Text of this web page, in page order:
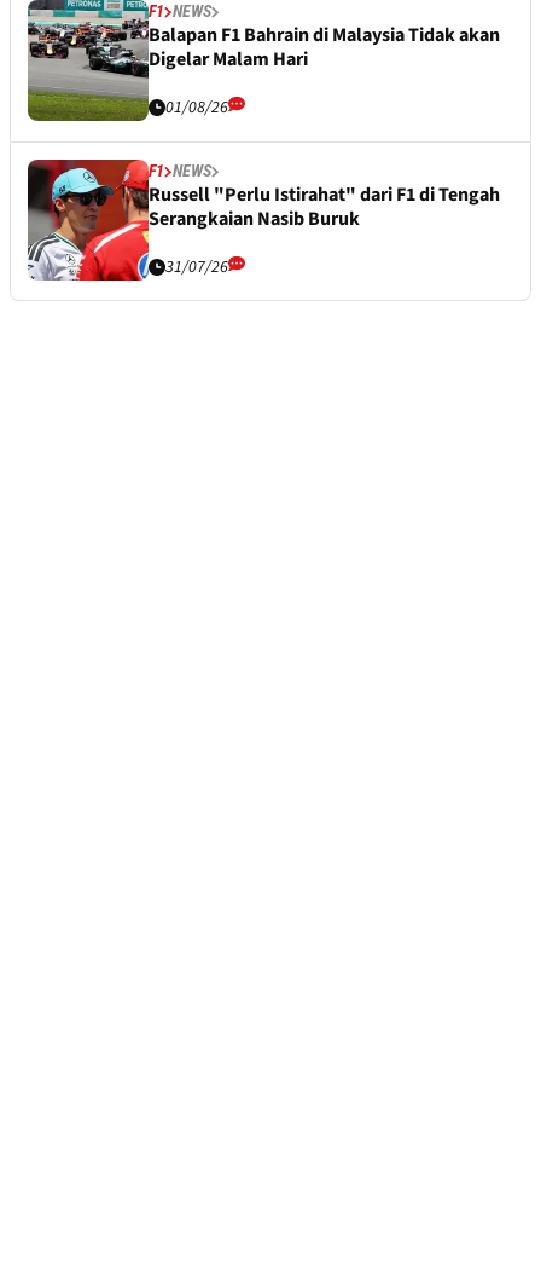
F1 NEWS
Balapan F1 Bahrain di Malaysia Tidak akan
Digelar Malam Hari
01/08/26
F1 NEWS
Russell "Perlu Istirahat" dari F1 di Tengah
Serangkaian Nasib Buruk
31/07/26